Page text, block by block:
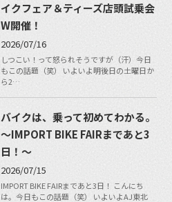
イクフェア＆ティーズ店頭試乗会
W開催！
2026/07/16
しつこい！って怒られそうですが（汗）今日
もこの話題（笑） いよいよ明後日の土曜日か
ら2…
バイクは、乗って初めてわかる。
～IMPORT BIKE FAIRまであと3
日！～
2026/07/15
IMPORT BIKE FAIRまであと3日！ こんにち
は。今日もこの話題（笑） いよいよAJ東北